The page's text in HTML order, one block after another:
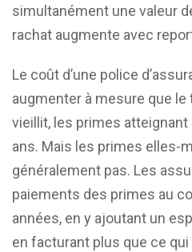
simultanément une valeur
rachat augmente avec
Le coût d’une police
augmenter à mesure que le
vieillit, les primes
ans. Mais les primes elles-
généralement pas. Les
paiements des primes au
années, en y ajoutant un
en facturant plus que ce